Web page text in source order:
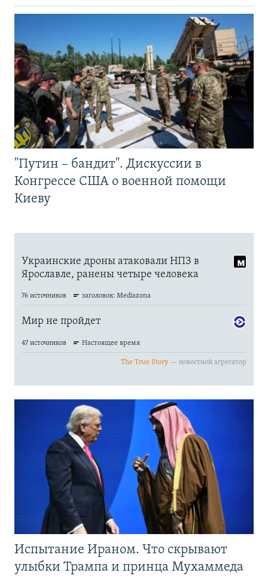
"Путин – бандит". Дискуссии в
Конгрессе США о военной помощи
Киеву
Испытание Ираном. Что скрывают
улыбки Трампа и принца Мухаммеда